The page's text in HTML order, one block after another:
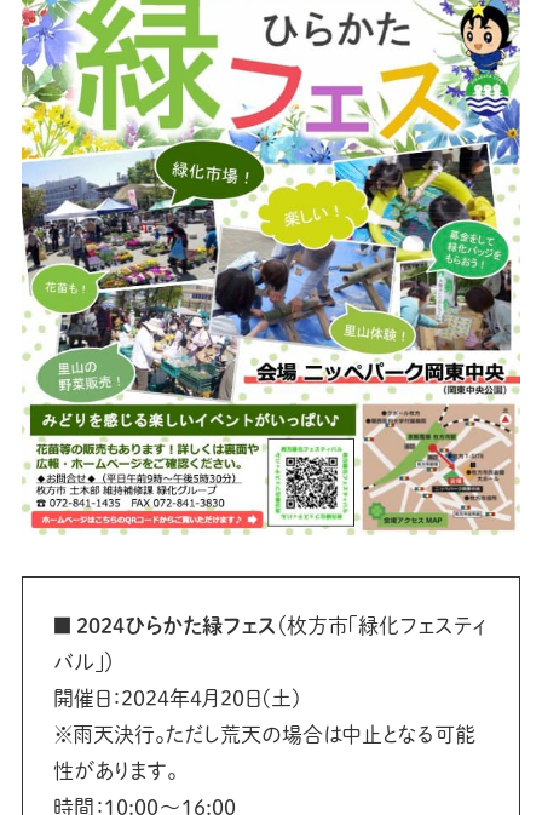
■ 2024ひらかた緑フェス （枚方市「緑化フェスティ
バル」）
開催日：2024年4月20日(土)
※雨天決行。ただし荒天の場合は中止となる可能
性があります。
時間：10:00〜16:00